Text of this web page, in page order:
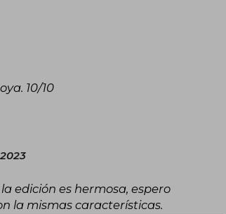
10/10
edición es hermosa, espero
la mismas características.